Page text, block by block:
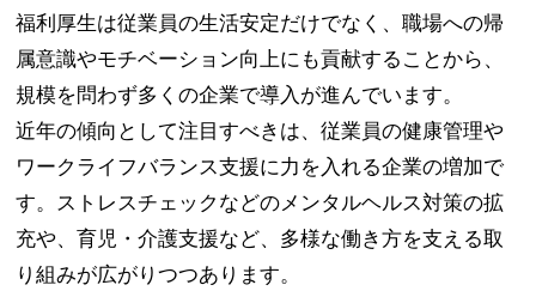
福利厚生は従業員の生活安定だけでなく、職場への帰
属意識やモチベーション向上にも貢献することから、
規模を問わず多くの企業で導入が進んでいます。
近年の傾向として注目すべきは、従業員の健康管理や
ワークライフバランス支援に力を入れる企業の増加で
す。ストレスチェックなどのメンタルヘルス対策の拡
充や、育児・介護支援など、多様な働き方を支える取
り組みが広がりつつあります。